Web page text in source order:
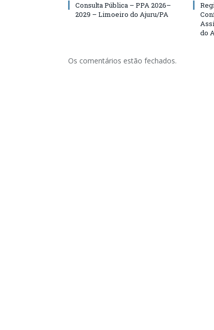
Consulta Pública – PPA 2026–
2029 – Limoeiro do Ajuru/PA
do
Os comentários estão fechados.